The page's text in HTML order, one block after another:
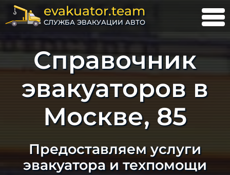
evakuator.team
СЛУЖБА ЭВАКУАЦИИ АВТО
Справочник
эвакуаторов в
Москве, 85
Предоставляем услуги
эвакуатора и техпомощи